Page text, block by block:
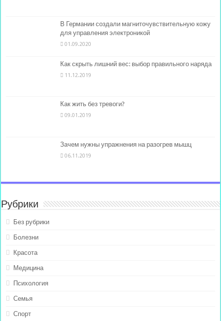
В Германии создали магниточувствительную кожу
для управления электроникой
01.09.2020
Как скрыть лишний вес: выбор правильного наряда
11.12.2019
Как жить без тревоги?
09.01.2019
Зачем нужны упражнения на разогрев мышц
06.11.2019
Рубрики
Без рубрики
Болезни
Красота
Медицина
Психология
Семья
Спорт